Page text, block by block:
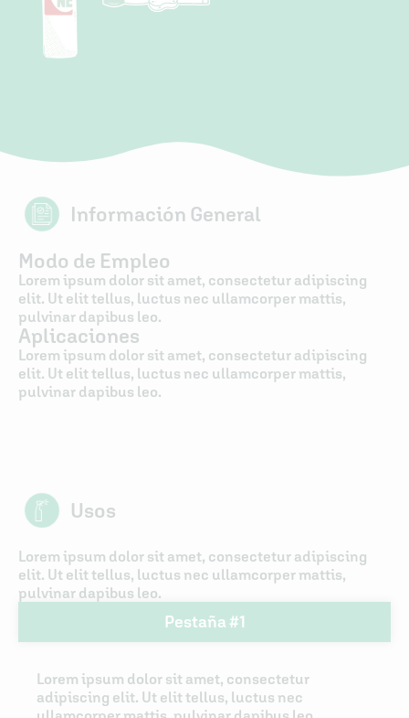
Información General
Modo de Empleo
Lorem ipsum dolor sit amet, consectetur adipiscing
elit. Ut elit tellus, luctus nec ullamcorper mattis,
pulvinar dapibus leo.
Aplicaciones
Lorem ipsum dolor sit amet, consectetur adipiscing
elit. Ut elit tellus, luctus nec ullamcorper mattis,
pulvinar dapibus leo.
Usos
Lorem ipsum dolor sit amet, consectetur adipiscing
elit. Ut elit tellus, luctus nec ullamcorper mattis,
pulvinar dapibus leo.
Pestaña #1
Lorem ipsum dolor sit amet, consectetur
adipiscing elit. Ut elit tellus, luctus nec